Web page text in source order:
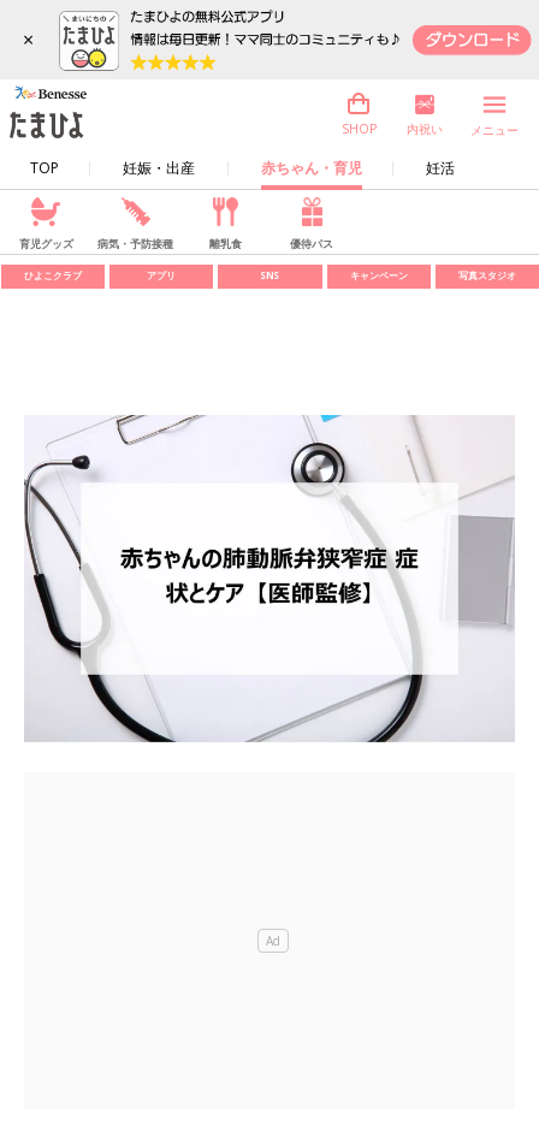
×
TOP 妊娠・出産 赤ちゃん・育児 妊活
SHOP 内祝い メニュー
育児グッズ 病気・予防接種 離乳食 優待パス
ひよこクラブ アプリ SNS キャンペーン 写真スタジオ